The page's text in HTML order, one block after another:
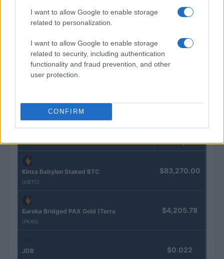
I want to allow Google to enable storage
related to personalization.
I want to allow Google to enable storage
related to security, including authentication
functionality and fraud prevention, and other
user protection.
CONFIRM
SpaceX Aumenta Gastos com IA: O Que Isso Significa para o
Mercado
Beatriz Almeida · 7 ago 2026
Nome Preço
Kinza Babylon Staked BTC
(KBTC)
$83,270.00
Eureka Bridged PAX Gold (Terra
(PAXG)
$4,205.78
JDB $0.022